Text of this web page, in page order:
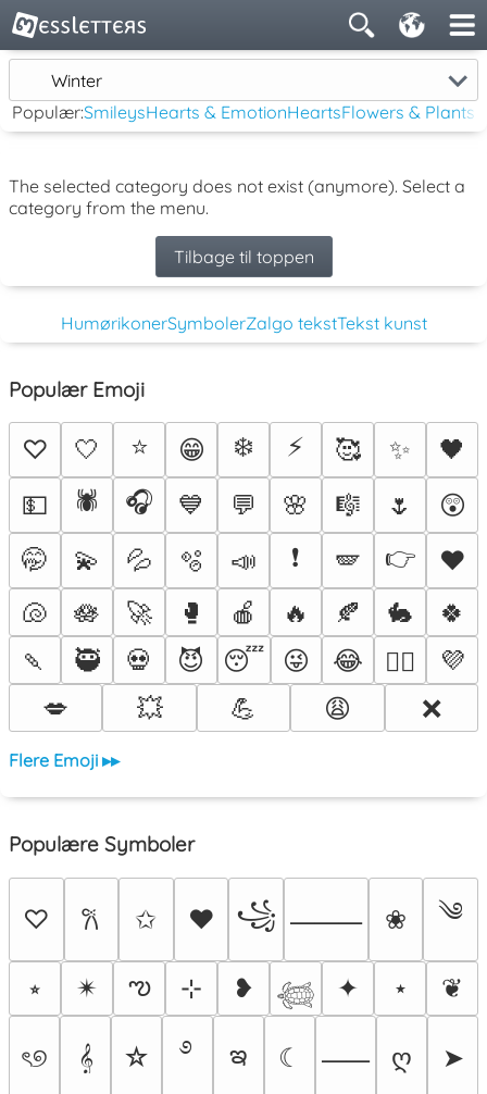
Winter
Populær:SmileysHearts & EmotionHeartsFlowers & Plants
The selected category does not exist (anymore). Select a
category from the menu.
Tilbage til toppen
HumørikonerSymbolerZalgo tekstTekst kunst
Populær Emoji
♡ 🤍 ⭐ 😁 ❄️ ⚡ 🥰 ✨
🖤
💵
🕷️ 🎧 💙 💬 🌸 🎼 🌷
😲
🤭
💫 💦 🫧 📣 ❗ 🪽 👉
♥️
🐚
🪷 🚀 🥊 🍎 🔥 🍂 🐇
🍀
🍡
🥷 💀 😈 😴 😜 😂 ❤️‍🔥
💜
💋
💥 💪 😩 ❌
Flere Emoji ▸▸
Populære Symboler
♡ 𐙚 ✩ ♥ ꧁ ⸻ ❀ ༄
⭒ ✴︎ ఌ ⊹ ❥ 𓆉 ✦ ⋆ ❦
ৎ୭ 𝄞 ☆ ࿔ ఇ ☾ ⸺ ღ ➤